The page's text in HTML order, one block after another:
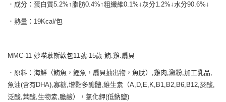
．成分：蛋白質5.2%↑脂肪0.4%↑粗纖維0.1%↓灰分1.2%↓水分90.6%↓
．熱量：19Kcal/包
MMC-11 妙喵慕斯軟包11號-15歲-鮪.雞.扇貝
．原料：海鮮（鮪魚，鰹魚，扇貝抽出物，魚肽）,雞肉,澱粉,加工乳品,
魚油(含有DHA),寡糖,增黏多醣體,維生素（A,D,E,K,B1,B2,B6,B12,菸酸,
泛酸,葉酸,生物素,膽鹼），氯化鉀(低鈉鹽)